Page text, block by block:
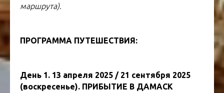
маршрута).
ПРОГРАММА ПУТЕШЕСТВИЯ:
День 1. 13 апреля 2025 / 21 сентября 2025
(воскресенье). ПРИБЫТИЕ В ДАМАСК